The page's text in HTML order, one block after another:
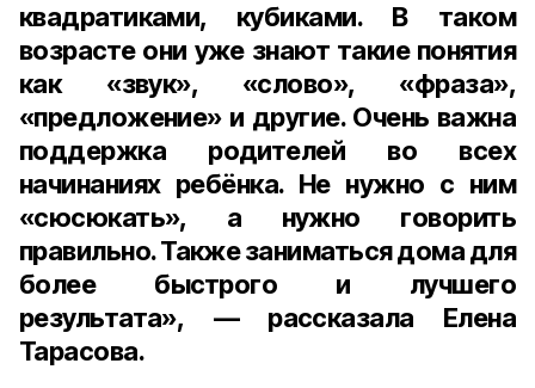
квадратиками, кубиками. В таком
возрасте они уже знают такие понятия
как «звук», «слово», «фраза»,
«предложение» и другие. Очень важна
поддержка родителей во всех
начинаниях ребёнка. Не нужно с ним
«сюсюкать», а нужно говорить
правильно. Также заниматься дома для
более быстрого и лучшего
результата», — рассказала Елена
Тарасова.